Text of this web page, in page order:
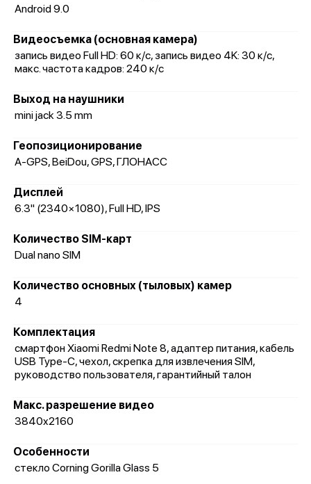
Android 9.0
Видеосъемка (основная камера)
запись видео Full HD: 60 к/c, запись видео 4K: 30 к/c,
макс. частота кадров: 240 к/с
Выход на наушники
mini jack 3.5 mm
Геопозиционирование
A-GPS, BeiDou, GPS, ГЛОНАСС
Дисплей
6.3" (2340×1080), Full HD, IPS
Количество SIM-карт
Dual nano SIM
Количество основных (тыловых) камер
4
Комплектация
смартфон Xiaomi Redmi Note 8, адаптер питания, кабель
USB Type-C, чехол, скрепка для извлечения SIM,
руководство пользователя, гарантийный талон
Макс. разрешение видео
3840x2160
Особенности
стекло Corning Gorilla Glass 5